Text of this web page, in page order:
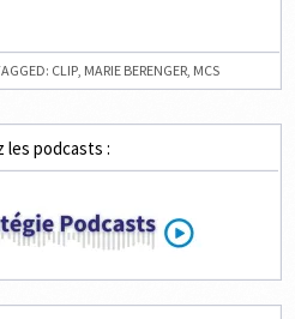
CLIP MARIE BERENGER MCS
les podcasts :